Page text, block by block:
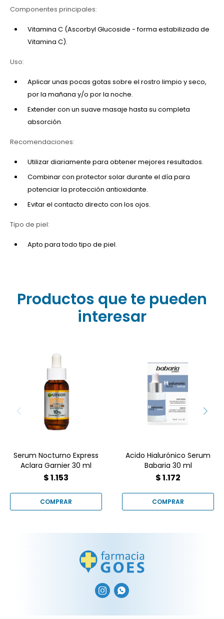
Componentes principales:
Vitamina C (Ascorbyl Glucoside - forma estabilizada de
Vitamina C).
Uso:
Aplicar unas pocas gotas sobre el rostro limpio y seco,
por la mañana y/o por la noche.
Extender con un suave masaje hasta su completa
absorción.
Recomendaciones:
Utilizar diariamente para obtener mejores resultados.
Combinar con protector solar durante el día para
potenciar la protección antioxidante.
Evitar el contacto directo con los ojos.
Tipo de piel:
Apto para todo tipo de piel.
Productos que te pueden
interesar
¡Despierta con una piel
radiante! ✨ El Sérum
Aclara con 10% Vitamina
C Pura reduce manchas y
unifica tu tono mientras
duermes. Eficacia visible
desde la primera
mañana. ? ¡Encuéntralo
ya en Farmacia Goes
Serum Nocturno Express
Aclara Garnier 30 ml
$1.153
Hidratación intensa,
volumen y elasticidad
para tu piel. Su fórmula
vegana rellena arrugas y
reduce la flacidez, con
rápida absorción. Ideal
para todo tipo de piel.
Encuéntralo en Farmacia
Goes.
Acido Hialurónico Serum
Babaria 30 ml
$1.172
 